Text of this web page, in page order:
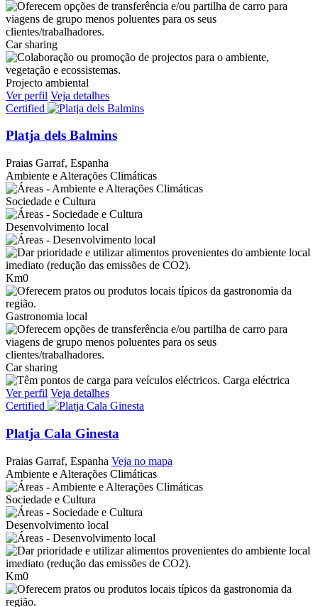
Car sharing
Projecto ambiental
Ver perfil Veja detalhes
Certified
Platja dels Balmins
Praias Garraf, Espanha
Ambiente e Alterações Climáticas
Sociedade e Cultura
Desenvolvimento local
Km0
Gastronomia local
Car sharing
Carga eléctrica
Ver perfil Veja detalhes
Certified
Platja Cala Ginesta
Praias Garraf, Espanha Veja no mapa
Ambiente e Alterações Climáticas
Sociedade e Cultura
Desenvolvimento local
Km0